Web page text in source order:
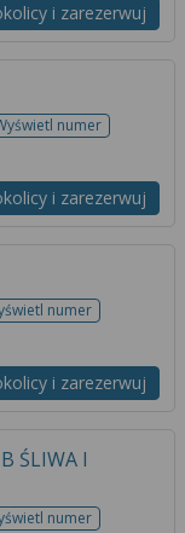
i zarezerwuj
numer
i zarezerwuj
numer
i zarezerwuj
ŚLIWA I
numer